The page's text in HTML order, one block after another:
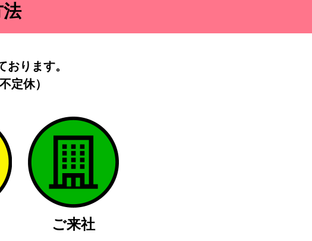
おります。
定休）
ご来社